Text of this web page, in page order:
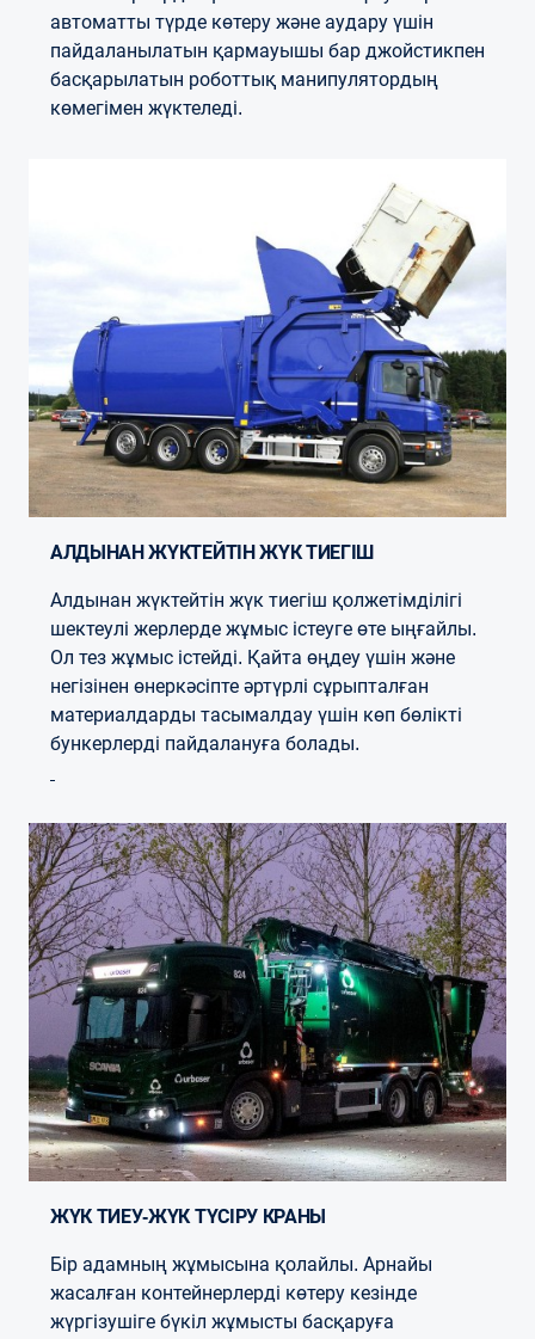
автоматты түрде көтеру және аудару үшін
пайдаланылатын қармауышы бар джойстикпен
басқарылатын роботтық манипулятордың
көмегімен жүктеледі.
АЛДЫНАН ЖҮКТЕЙТІН ЖҮК ТИЕГІШ
Алдынан жүктейтін жүк тиегіш қолжетімділігі
шектеулі жерлерде жұмыс істеуге өте ыңғайлы.
Ол тез жұмыс істейді. Қайта өңдеу үшін және
негізінен өнеркәсіпте әртүрлі сұрыпталған
материалдарды тасымалдау үшін көп бөлікті
бункерлерді пайдалануға болады.
ЖҮК ТИЕУ-ЖҮК ТҮСІРУ КРАНЫ
Бір адамның жұмысына қолайлы. Арнайы
жасалған контейнерлерді көтеру кезінде
жүргізушіге бүкіл жұмысты басқаруға